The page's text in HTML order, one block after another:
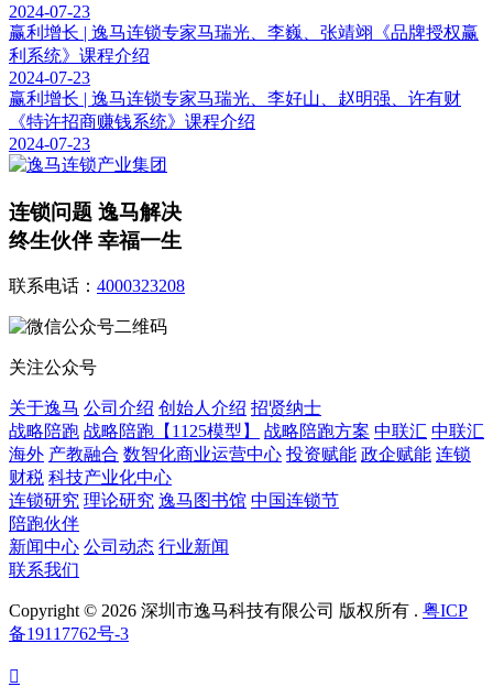
2024-07-23
赢利增长 | 逸马连锁专家马瑞光、李巍、张靖翊《品牌授权赢
利系统》课程介绍
2024-07-23
赢利增长 | 逸马连锁专家马瑞光、李好山、赵明强、许有财
《特许招商赚钱系统》课程介绍
2024-07-23
连锁问题 逸马解决
终生伙伴 幸福一生
联系电话： 4000323208
关注公众号
关于逸马 公司介绍 创始人介绍 招贤纳士
战略陪跑 战略陪跑【1125模型】 战略陪跑方案 中联汇 中联汇
海外 产教融合 数智化商业运营中心 投资赋能 政企赋能 连锁
财税 科技产业化中心
连锁研究 理论研究 逸马图书馆 中国连锁节
陪跑伙伴
新闻中心 公司动态 行业新闻
联系我们
Copyright © 2026 深圳市逸马科技有限公司 版权所有 . 粤ICP
备19117762号-3
